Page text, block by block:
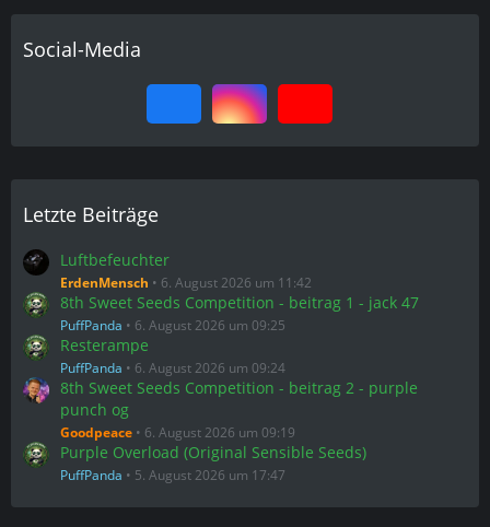
Social-Media
Letzte Beiträge
Luftbefeuchter
ErdenMensch 6. August 2026 um 11:42
8th Sweet Seeds Competition - beitrag 1 - jack 47
PuffPanda 6. August 2026 um 09:25
Resterampe
PuffPanda 6. August 2026 um 09:24
8th Sweet Seeds Competition - beitrag 2 - purple
punch og
Goodpeace 6. August 2026 um 09:19
Purple Overload (Original Sensible Seeds)
PuffPanda 5. August 2026 um 17:47